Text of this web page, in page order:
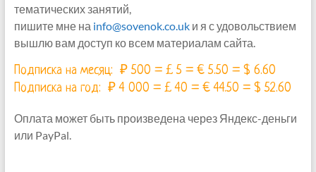
тематических занятий,
пишите мне на info@sovenok.co.ukи я с удовольствием
вышлю вам доступ ко всем материалам сайта.
Подписка на месяц: ₽ 500 = £ 5 = € 5.50 = $ 6.60
Подписка на год: ₽ 4 000 = £ 40 = € 44.50 = $ 52.60
Оплата может быть произведена через Яндекс-деньги
или PayPal.